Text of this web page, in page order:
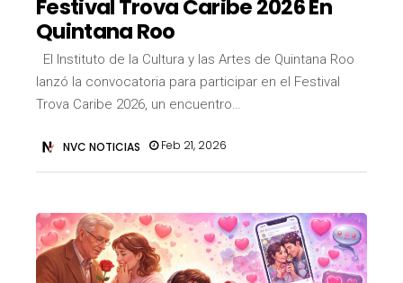
Festival Trova Caribe 2026 En
Quintana Roo
El Instituto de la Cultura y las Artes de Quintana Roo
lanzó la convocatoria para participar en el Festival
Trova Caribe 2026, un encuentro…
NVC NOTICIAS Feb 21, 2026